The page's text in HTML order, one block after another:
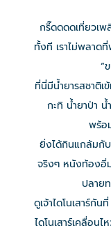
กรี๊ดดดดเที่ยวเพ
ทั้งที เราไม่พลาด
“
ที่นี่มีน้ำยารสชาติเ
กะทิ น้ำยาป่า
พร้อ
ยิ่งได้กินแกล้มกั
จริงๆ หนังท้องอิ่
ปลาย
ดูเจ้าไดโนเสาร์กันที่
ไดโนเสาร์เคลื่อน